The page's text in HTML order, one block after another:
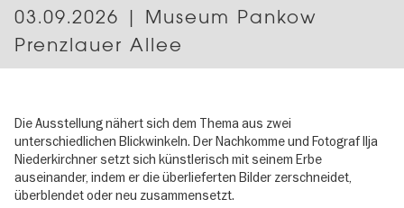
03.09.2026 | Museum Pankow
Prenzlauer Allee
Die Ausstellung nähert sich dem Thema aus zwei
unterschiedlichen Blickwinkeln. Der Nachkomme und Fotograf Ilja
Niederkirchner setzt sich künstlerisch mit seinem Erbe
auseinander, indem er die überlieferten Bilder zerschneidet,
überblendet oder neu zusammensetzt.